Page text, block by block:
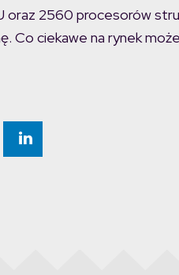
2560 procesorów
Co ciekawe na rynek